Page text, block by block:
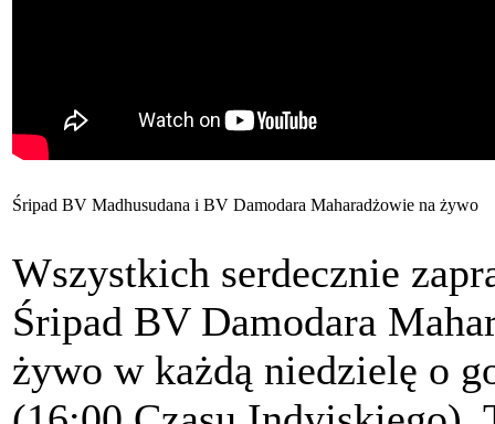
Śripad BV Madhusudana i BV Damodara Maharadżowie na żywo
Wszystkich serdecznie
Śripad BV Damodara
żywo w każdą niedzielę o